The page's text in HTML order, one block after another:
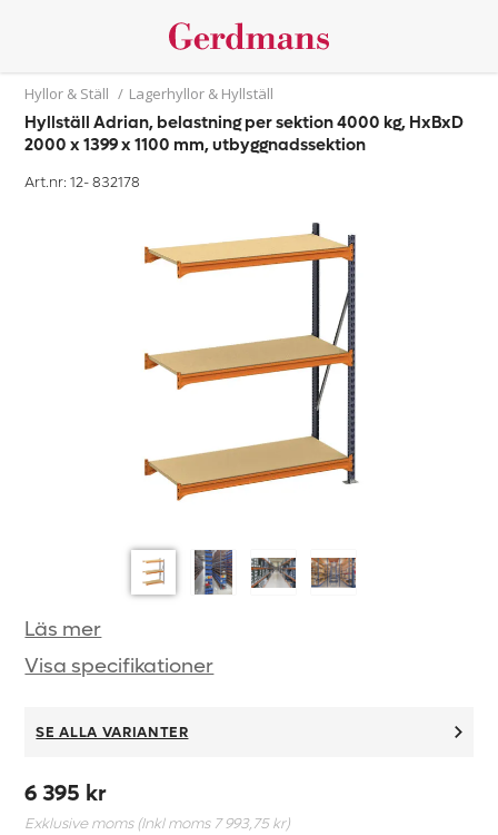
Hyllor & Ställ / Lagerhyllor & Hyllställ
Hyllställ Adrian, belastning per sektion 4000 kg, HxBxD
2000 x 1399 x 1100 mm, utbyggnadssektion
Art.nr: 12-832178
Läs mer
Visa specifikationer
SE ALLA VARIANTER
6 395 kr
Exklusive moms (Inkl moms 7 993,75 kr)